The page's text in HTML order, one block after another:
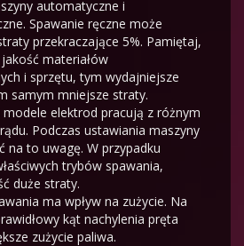
automatyczne i
Spawanie ręczne może
przekraczające 5%. Pamiętaj,
materiałów
i sprzętu, tym wydajniejsze
samym mniejsze straty.
modele elektrod pracują z różnym
Podczas ustawiania maszyny
na to uwagę. W przypadku
trybów spawania,
duże straty.
ma wpływ na zużycie. Na
kąt nachylenia pręta
zużycie paliwa.